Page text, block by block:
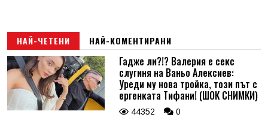
НАЙ-ЧЕТЕНИ НАЙ-КОМЕНТИРАНИ
Гадже ли?!? Валерия е секс
слугиня на Ваньо Алексиев:
Уреди му нова тройка, този път с
ергенката Тифани! (ШОК СНИМКИ)
44352 0